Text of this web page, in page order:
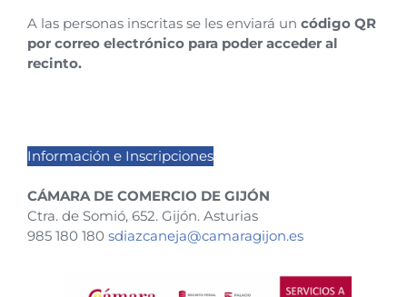
A las personas inscritas se les enviará un código QR
por correo electrónico para poder acceder al
recinto.
Información e Inscripciones
CÁMARA DE COMERCIO DE GIJÓN
Ctra. de Somió, 652. Gijón. Asturias
985 180 180 sdiazcaneja@camaragijon.es